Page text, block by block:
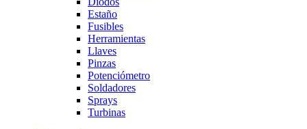
Estaño
Fusibles
Herramientas
Llaves
Pinzas
Potenciómetro
Soldadores
Sprays
Turbinas